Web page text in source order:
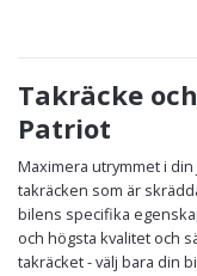
Takräcke
Patriot
Maximera utrymmet i din
takräcken som är
bilens specifika
och högsta kvalitet och
takräcket - välj bara din